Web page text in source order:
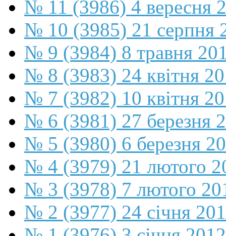
№ 11 (3986) 4 вересня
№ 10 (3985) 21 серпня
№ 9 (3984) 8 травня
№ 8 (3983) 24 квітня
№ 7 (3982) 10 квітня
№ 6 (3981) 27 березня
№ 5 (3980) 6 березня
№ 4 (3979) 21 лютого
№ 3 (3978) 7 лютого
№ 2 (3977) 24 січня